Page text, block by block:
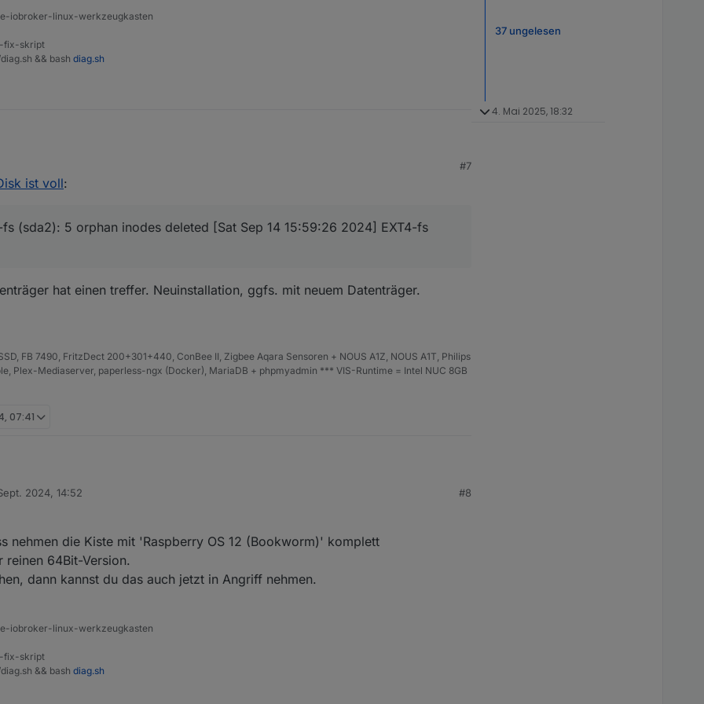
] /opt
] /root
] /etc
] /mnt
] /sys
] /proc
] /dev
]  lib
]  bin
v18.20.4)
iobroker-linux-werkzeugkasten
fix-skript
&& bash diag.sh
#7
ist voll:
(sda2): 5 orphan inodes deleted [Sat Sep 14 15:59:26 2024] EXT4-fs
hat einen treffer. Neuinstallation, ggfs. mit neuem Datenträger.
FB 7490, FritzDect 200+301+440, ConBee II, Zigbee Aqara Sensoren + NOUS A1Z, NOUS A1T, Philips
Plex-Mediaserver, paperless-ngx (Docker), MariaDB + phpmyadmin *** VIS-Runtime = Intel NUC 8GB
07:41
2024, 14:52 #8
nehmen die Kiste mit 'Raspberry OS 12 (Bookworm)' komplett
reinen 64Bit-Version.
dann kannst du das auch jetzt in Angriff nehmen.
iobroker-linux-werkzeugkasten
fix-skript
&& bash diag.sh
37 ungelesen
4. Mai 2025, 18:32